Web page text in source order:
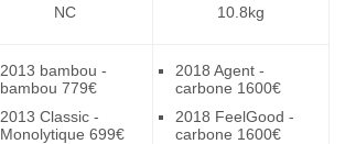
NC 10.8kg
2013 bambou -
bambou 779€
2013 Classic -
Monolytique 699€
2018 Agent -
carbone 1600€
2018 FeelGood -
carbone 1600€